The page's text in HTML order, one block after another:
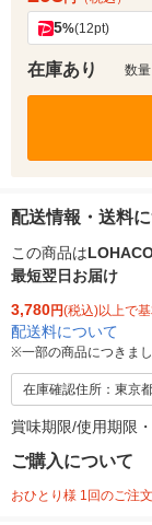
5%(12pt)
在庫あり 数量
配送情報・送料
この商品は
最短翌日お届け
3,780円(税込)以上で
配送料について
※一部の商品につきま
在庫確認住所：東京
賞味期限/使用期限
ご購入について
おひとり様 1回のご注